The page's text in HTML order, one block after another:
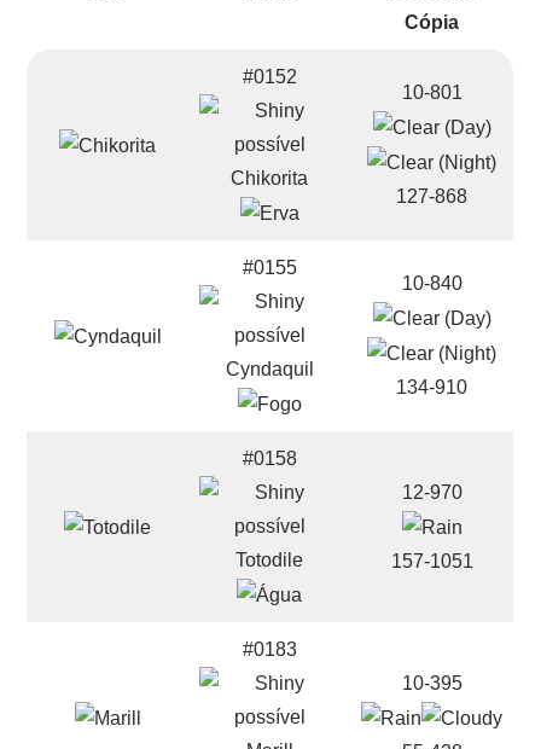
#0152
Chikorita
10-801
127-868
#0155
Cyndaquil
10-840
134-910
#0158
Totodile
12-970
157-1051
#0183
10-395